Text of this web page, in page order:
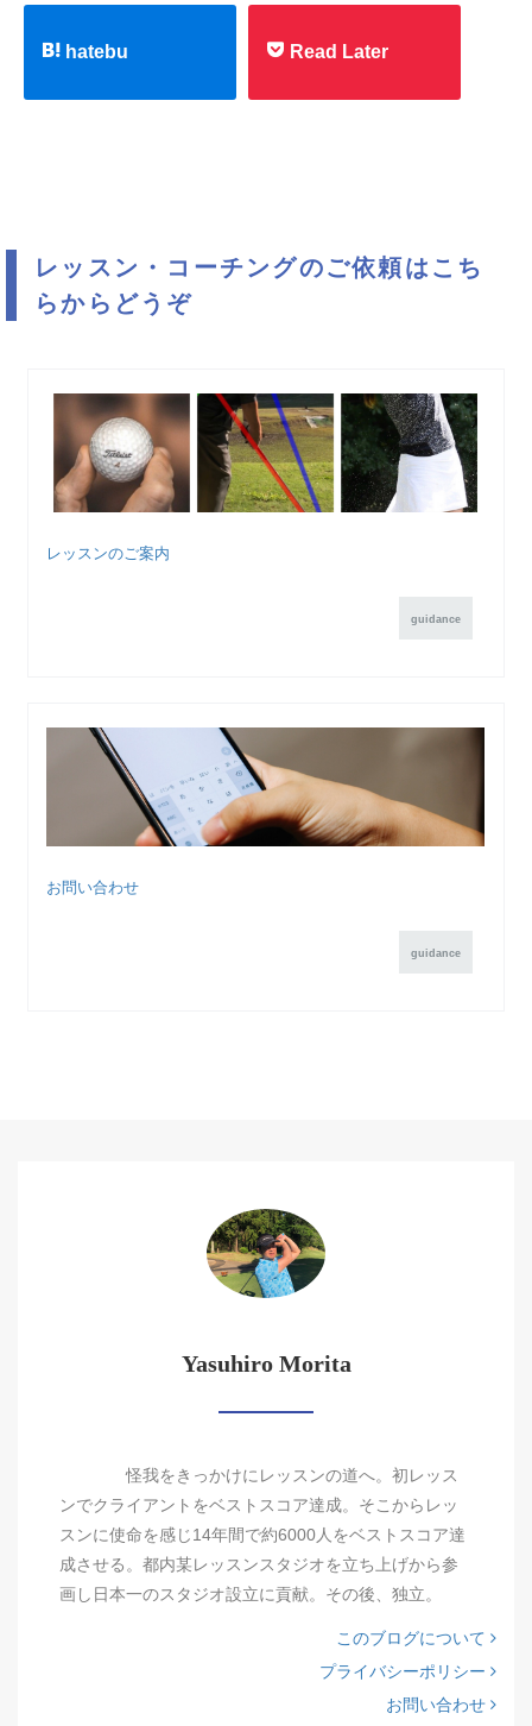
hatebu Read Later
レッスン・コーチングのご依頼はこち
らからどうぞ
レッスンのご案内
guidance
お問い合わせ
guidance
Yasuhiro Morita
怪我をきっかけにレッスンの道へ。初レッス
ンでクライアントをベストスコア達成。そこからレッ
スンに使命を感じ14年間で約6000人をベストスコア達
成させる。都内某レッスンスタジオを立ち上げから参
画し日本一のスタジオ設立に貢献。その後、独立。
このブログについて
プライバシーポリシー
お問い合わせ